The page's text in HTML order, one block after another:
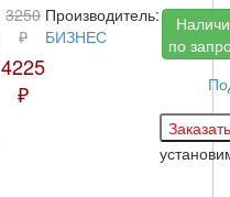
3250
₽
4225
₽
Производитель:
БИЗНЕС
по